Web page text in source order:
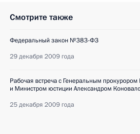
Смотрите также
Федеральный закон №383-ФЗ
29 декабря 2009 года
Рабочая встреча с Генеральным
и Министром юстиции Александром
25 декабря 2009 года